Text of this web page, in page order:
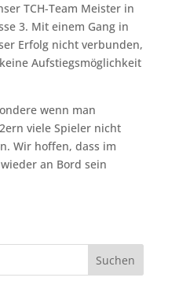
TCH-Team Meister in
3. Mit einem Gang in
Erfolg nicht verbunden,
Aufstiegsmöglichkeit
wenn man
viele Spieler nicht
Wir hoffen, dass im
an Bord sein